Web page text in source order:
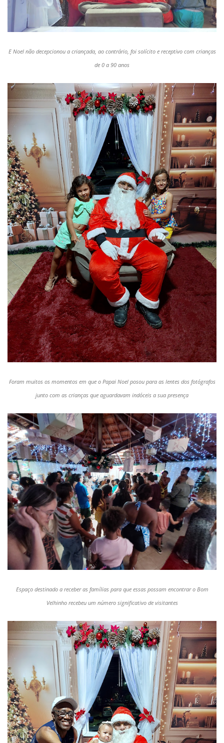
E Noel não decepcionou a criançada, ao contrário, foi solícito e receptivo com crianças
de 0 a 90 anos
Foram muitos os momentos em que o Papai Noel posou para as lentes dos fotógrafos
junto com as crianças que aguardavam indóceis a sua presença
Espaço destinado a receber as famílias para que essas possam encontrar o Bom
Velhinho recebeu um número significativo de visitantes